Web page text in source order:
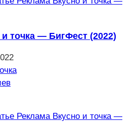
точка — БигФест (2022)